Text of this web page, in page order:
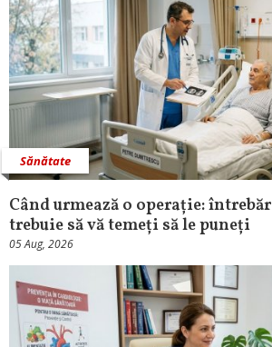
Sănătate
Când urmează o operație:
trebuie să vă temeți să le puneți
05 Aug, 2026